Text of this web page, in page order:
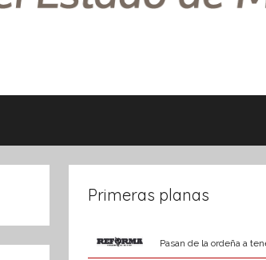
Primeras planas
Pasan de la ordeña a